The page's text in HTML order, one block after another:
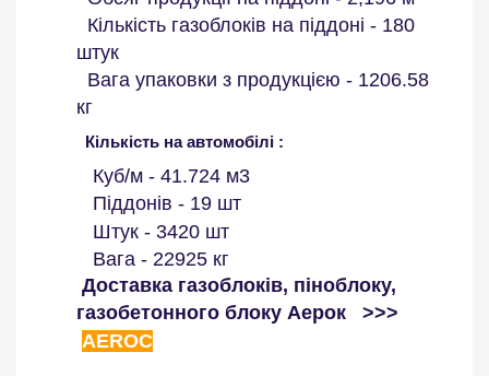
Кількість газоблоків на піддоні - 180
штук
Вага упаковки з продукцією - 1206.58
кг
Кількість на автомобілі :
Куб/м - 41.724 м3
Піддонів - 19 шт
Штук - 3420 шт
Вага - 22925 кг
Доставка газоблоків, піноблоку,
газобетонного блоку Аерок >>>
AEROC